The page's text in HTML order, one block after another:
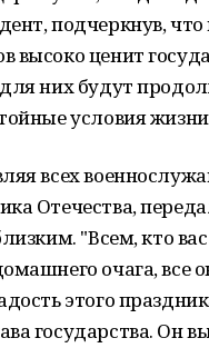
подчеркнув,
высоко ценит
них будут
условия
всех
Отечества,
"Всем, кто
очага, все
этого
государства. Он